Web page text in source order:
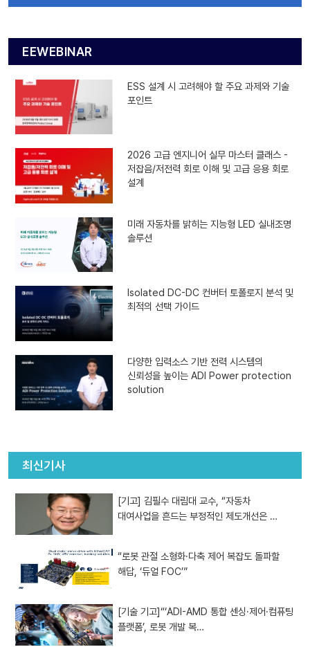
EEWEBINAR
ESS 설계 시 고려해야 할 주요 과제와 기술
포인트
2026 고급 엔지니어 실무 마스터 클래스 -
저잡음/저전력 회로 이해 및 고급 응용 회로
설계
미래 자동차를 밝히는 지능형 LED 실내조명
솔루션
Isolated DC-DC 컨버터 토폴로지 분석 및
최적의 선택 가이드
다양한 입력소스 기반 전력 시스템의
신뢰성을 높이는 ADI Power protection
solution
최신기사
[기고] 김필수 대림대 교수, “자동차
대여사업을 흔드는 부정적인 제도개선은 …
“로봇 관절 소형화·다축 제어 복잡도 돌파할
해답, ‘듀얼 FOC’”
[기술 기고]“‘ADI-AMD 통합 센싱·제어·컴퓨팅
플랫폼’, 로봇 개발 복…